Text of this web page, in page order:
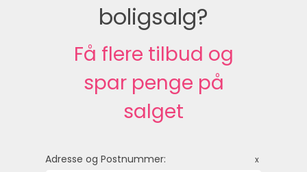
boligsalg?
Få flere tilbud og
spar penge på
salget
Adresse og Postnummer: x